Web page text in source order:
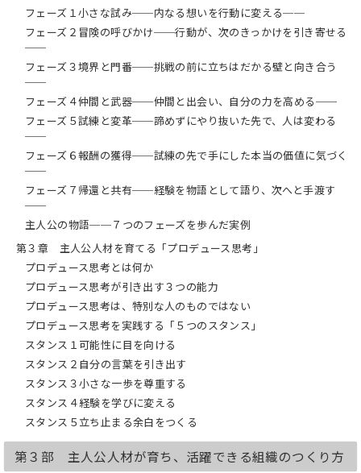
らしく働きたい」と感じているすべての
ビジネスパーソンに届けたい一冊です。
ます。そして組織が変われば、一人ひと
わっていきます。
【目次】
動き出す
■ 第１部 なぜ人は、自分の物語を生き
第２章 「比べる思考」が、人の力を
奪う
第３章 人はいつ、「傍観者」になる
のか
■ 第２部 主人公人材の正体と育て方
第１章 主人公人材とは何か
第３章 主人公人材を育てる「プロデ
ュース思考」
る組織のつくり方
フェーズ１小さな試み──内なる想いを行動に変える──
フェーズ２冒険の呼びかけ──行動が、次のきっかけを引き寄せる
──
フェーズ３境界と門番──挑戦の前に立ちはだかる壁と向き合う
──
フェーズ４仲間と武器──仲間と出会い、自分の力を高める──
フェーズ５試練と変革──諦めずにやり抜いた先で、人は変わる
──
フェーズ６報酬の獲得──試練の先で手にした本当の価値に気づく
──
フェーズ７帰還と共有──経験を物語として語り、次へと手渡す
──
主人公の物語──７つのフェーズを歩んだ実例
第３章 主人公人材を育てる「プロデュース思考」
プロデュース思考とは何か
プロデュース思考が引き出す３つの能力
プロデュース思考は、特別な人のものではない
プロデュース思考を実践する「５つのスタンス」
スタンス１可能性に目を向ける
スタンス２自分の言葉を引き出す
スタンス３小さな一歩を尊重する
スタンス４経験を学びに変える
スタンス５立ち止まる余白をつくる
第３部 主人公人材が育ち、活躍できる組織のつくり方